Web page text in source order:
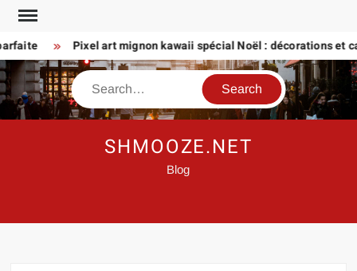
Skip
content
Pixel art mignon kawaii spécial Noël : décorations et
Search
SHMOOZE.NET
Blog